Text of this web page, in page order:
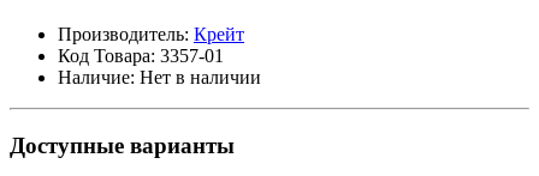
Производитель: Крейт
Код Товара: 3357-01
Наличие: Нет в наличии
Доступные варианты